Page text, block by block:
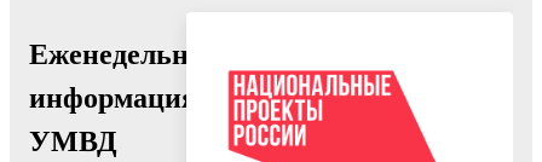
Еженедельная
информация
УМВД